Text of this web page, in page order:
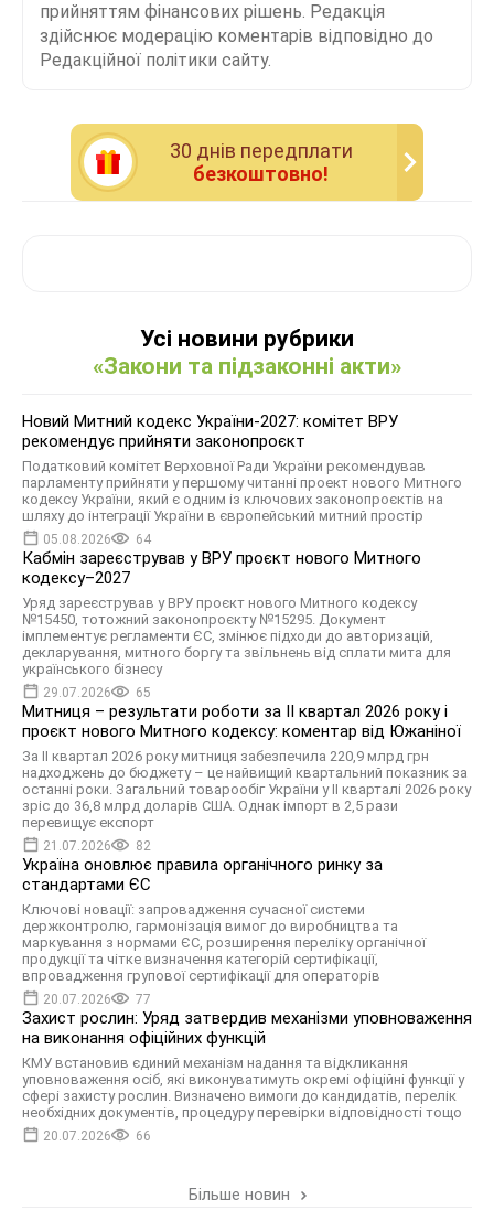
прийняттям фінансових рішень. Редакція
здійснює модерацію коментарів відповідно до
Редакційної політики сайту.
30 днiв передплати
безкоштовно!
Усі новини рубрики
«Закони та підзаконні акти»
Новий Митний кодекс України-2027: комітет ВРУ
рекомендує прийняти законопроєкт
Податковий комітет Верховної Ради України рекомендував
парламенту прийняти у першому читанні проект нового Митного
кодексу України, який є одним із ключових законопроєктів на
шляху до інтеграції України в європейський митний простір
05.08.2026 64
Кабмін зареєстрував у ВРУ проєкт нового Митного
кодексу–2027
Уряд зареєстрував у ВРУ проєкт нового Митного кодексу
№15450, тотожний законопроєкту №15295. Документ
імплементує регламенти ЄС, змінює підходи до авторизацій,
декларування, митного боргу та звільнень від сплати мита для
українського бізнесу
29.07.2026 65
Митниця – результати роботи за ІІ квартал 2026 року і
проєкт нового Митного кодексу: коментар від Южаніної
За ІІ квартал 2026 року митниця забезпечила 220,9 млрд грн
надходжень до бюджету – це найвищий квартальний показник за
останні роки. Загальний товарообіг України у ІІ кварталі 2026 року
зріс до 36,8 млрд доларів США. Однак імпорт в 2,5 рази
перевищує експорт
21.07.2026 82
Україна оновлює правила органічного ринку за
стандартами ЄС
Ключові новації: запровадження сучасної системи
держконтролю, гармонізація вимог до виробництва та
маркування з нормами ЄС, розширення переліку органічної
продукції та чітке визначення категорій сертифікації,
впровадження групової сертифікації для операторів
20.07.2026 77
Захист рослин: Уряд затвердив механізми уповноваження
на виконання офіційних функцій
КМУ встановив єдиний механізм надання та відкликання
уповноваження осіб, які виконуватимуть окремі офіційні функції у
сфері захисту рослин. Визначено вимоги до кандидатів, перелік
необхідних документів, процедуру перевірки відповідності тощо
20.07.2026 66
Більше новин